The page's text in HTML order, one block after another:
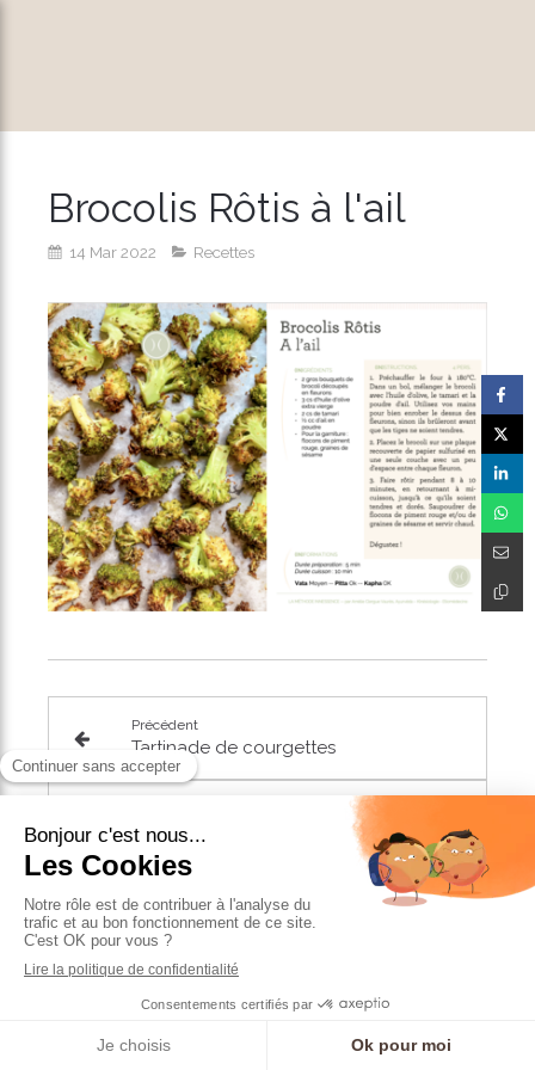
Brocolis Rôtis à l'ail
14 Mar 2022 Recettes
Précédent
Tartinade de courgettes
Suivant
Smoothie Myrtilles
Articles similaires